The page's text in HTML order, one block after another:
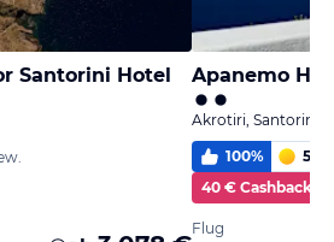
Santorini Hotel Apanemo
Akrotiri, Santorini
100% 5,6
40 € Cashback
Flug